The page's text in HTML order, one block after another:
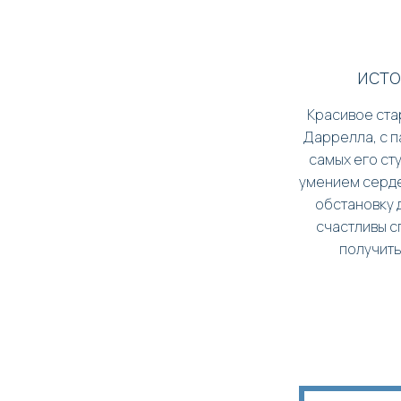
Красивое
Даррелла, с
самых его
умением
обстановку
счастливы